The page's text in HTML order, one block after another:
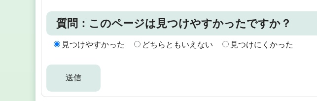
質問：このページは見つけやすかったですか？
見つけやすかった どちらともいえない 見つけにくかった